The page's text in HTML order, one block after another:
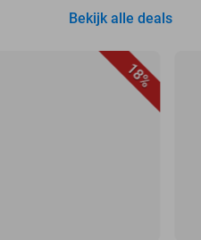
Bekijk alle deals
18%